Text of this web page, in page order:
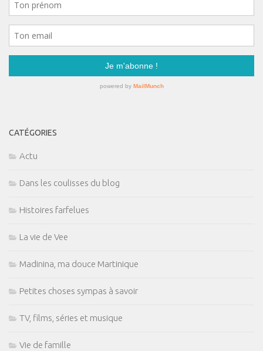
CATÉGORIES
Actu
Dans les coulisses du blog
Histoires farfelues
La vie de Vee
Madinina, ma douce Martinique
Petites choses sympas à savoir
TV, films, séries et musique
Vie de famille